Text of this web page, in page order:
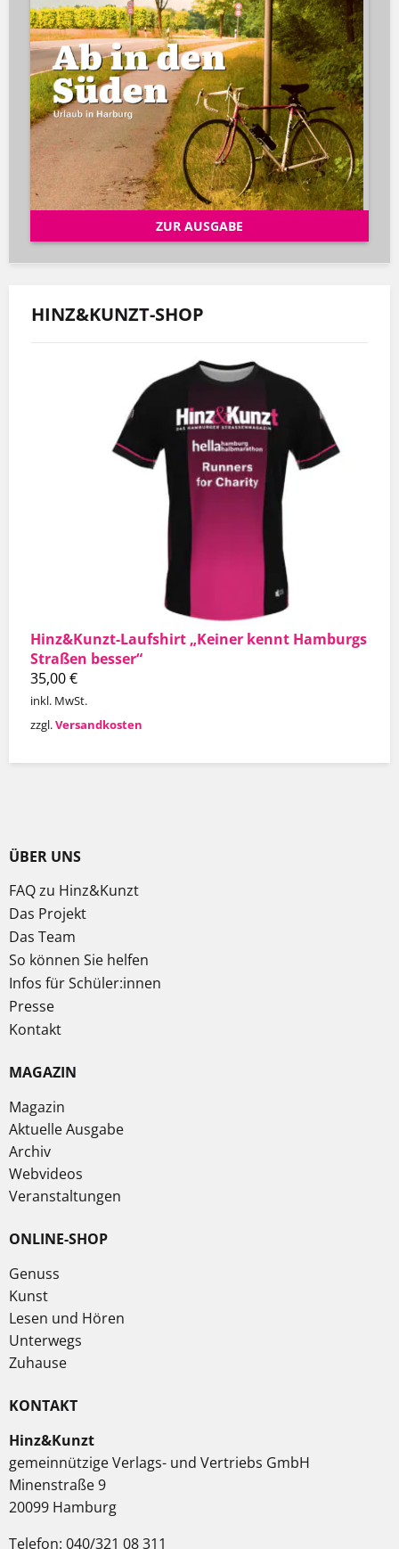
ZUR AUSGABE
HINZ&KUNZT-SHOP
Hinz&Kunzt-Laufshirt „Keiner kennt Hamburgs
Straßen besser“
35,00€
inkl. MwSt.
zzgl.Versandkosten
ÜBER UNS
FAQ zu Hinz&Kunzt
Das Projekt
Das Team
So können Sie helfen
Infos für Schüler:innen
Presse
Kontakt
MAGAZIN
Magazin
Aktuelle Ausgabe
Archiv
Webvideos
Veranstaltungen
ONLINE-SHOP
Genuss
Kunst
Lesen und Hören
Unterwegs
Zuhause
KONTAKT
Hinz&Kunzt
gemeinnützige Verlags- und Vertriebs GmbH
Minenstraße 9
20099 Hamburg
Telefon: 040/321 08 311